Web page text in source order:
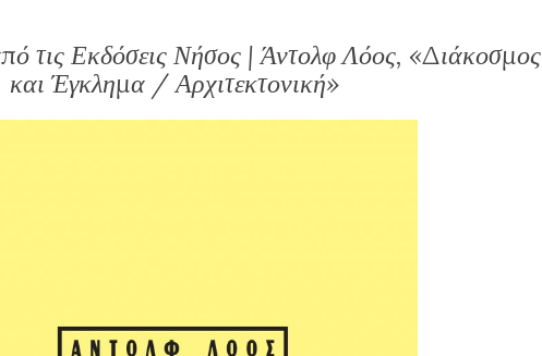
τις Εκδόσεις Νήσος | Άντολφ Λόος, «Διάκοσμος
και Έγκλημα / Αρχιτεκτονική»